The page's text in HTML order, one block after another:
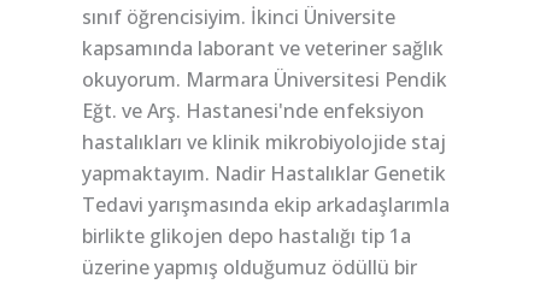
sınıf öğrencisiyim. İkinci Üniversite
kapsamında laborant ve veteriner sağlık
okuyorum. Marmara Üniversitesi Pendik
Eğt. ve Arş. Hastanesi'nde enfeksiyon
hastalıkları ve klinik mikrobiyolojide staj
yapmaktayım. Nadir Hastalıklar Genetik
Tedavi yarışmasında ekip arkadaşlarımla
birlikte glikojen depo hastalığı tip 1a
üzerine yapmış olduğumuz ödüllü bir